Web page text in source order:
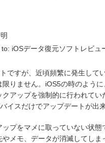
to: iOSデータ復元ソフトレビュ
ですが、近頃頻繁に発生して
りません。iOS5の時のよう
クアップを強制的に行われて
イスだけでアップデートが出
ップをマメに取っていない状
やメモ、データが消滅してし